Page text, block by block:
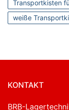
Transportkisten
weiße
KONTAKT
BRB-